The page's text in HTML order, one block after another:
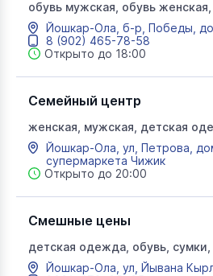
обувь мужская, обувь женская,
кожгалантерея, селебри
Йошкар-Ола, б-р, Победы,
8 (902) 465-78-58
Открыто до 18:00
Семейный центр
женская, мужская, детская
зонты, чемоданы, нижнее бельё
Йошкар-Ола, ул, Петрова,
супермаркета Чижик
Открыто до 20:00
Смешные цены
детская одежда, обувь, сумки,
Йошкар-Ола, ул, Йывана